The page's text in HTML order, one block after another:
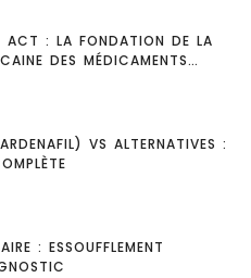
ACT : LA FONDATION DE LA
DES MÉDICAMENTS
VS ALTERNATIVES :
: ESSOUFFLEMENT